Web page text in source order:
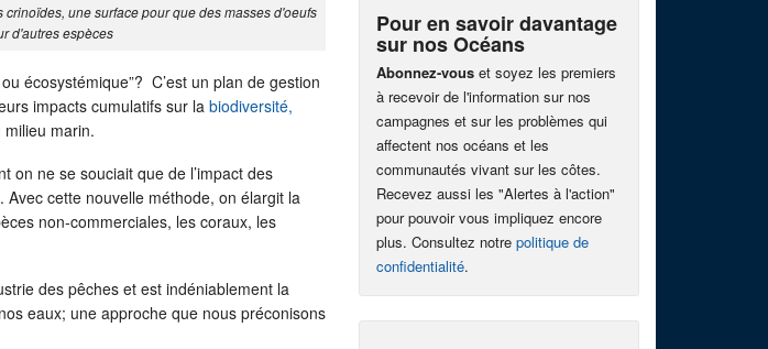
une surface pour que des masses d'oeufs
d'autres espèces
écosystémique”? C’est un plan de gestion
impacts cumulatifs sur la biodiversité,
milieu marin.
on ne se souciait que de l’impact des
cette nouvelle méthode, on élargit la
non-commerciales, les coraux, les
des pêches et est indéniablement la
eaux; une approche que nous préconisons
Pour en savoir davantage
sur nos Océans
Abonnez-vous et soyez les premiers
à recevoir de l'information sur nos
campagnes et sur les problèmes qui
affectent nos océans et les
communautés vivant sur les côtes.
Recevez aussi les "Alertes à l'action"
pour pouvoir vous impliquez encore
plus. Consultez notre politique de
confidentialité.